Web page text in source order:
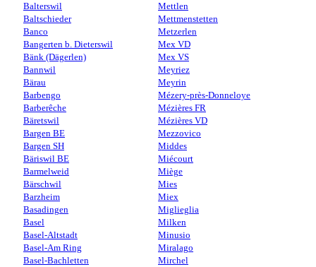
Balterswil
Baltschieder
Banco
Bangerten b. Dieterswil
Bänk (Dägerlen)
Bannwil
Bärau
Barbengo
Barberêche
Bäretswil
Bargen BE
Bargen SH
Bäriswil BE
Barmelweid
Bärschwil
Barzheim
Basadingen
Basel
Basel-Altstadt
Basel-Am Ring
Basel-Bachletten
Mettlen
Mettmenstetten
Metzerlen
Mex VD
Mex VS
Meyriez
Meyrin
Mézery-près-Donneloye
Mézières FR
Mézières VD
Mezzovico
Middes
Miécourt
Miège
Mies
Miex
Miglieglia
Milken
Minusio
Miralago
Mirchel